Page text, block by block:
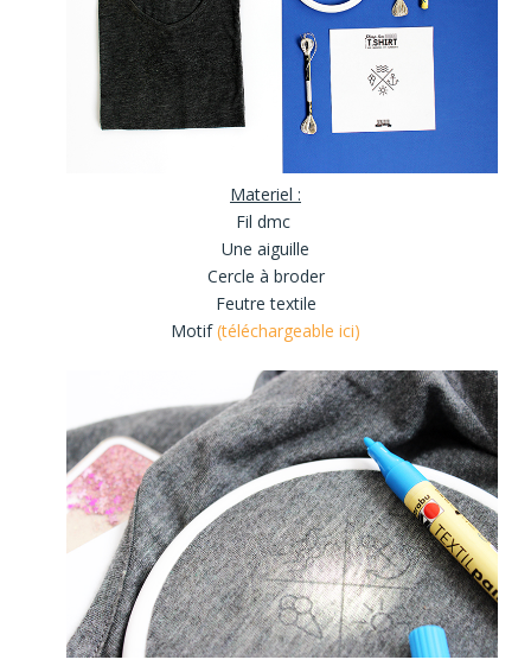
Materiel :
Fil dmc
Une aiguille
Cercle à broder
Feutre textile
Motif(téléchargeable ici)